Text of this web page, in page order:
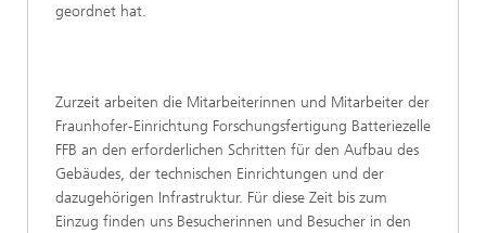
geordnet hat.
Zurzeit arbeiten die Mitarbeiterinnen und Mitarbeiter der
Fraunhofer-Einrichtung Forschungsfertigung Batteriezelle
FFB an den erforderlichen Schritten für den Aufbau des
Gebäudes, der technischen Einrichtungen und der
dazugehörigen Infrastruktur. Für diese Zeit bis zum
Einzug finden uns Besucherinnen und Besucher in den